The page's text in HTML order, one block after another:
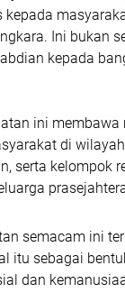
kepada
Ini bukan
kepada
ini membawa
di
serta kelompok
semacam ini
itu sebagai
dan